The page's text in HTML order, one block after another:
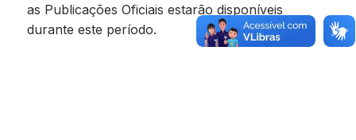
as Publicações Oficiais estarão disponíveis
durante este período.